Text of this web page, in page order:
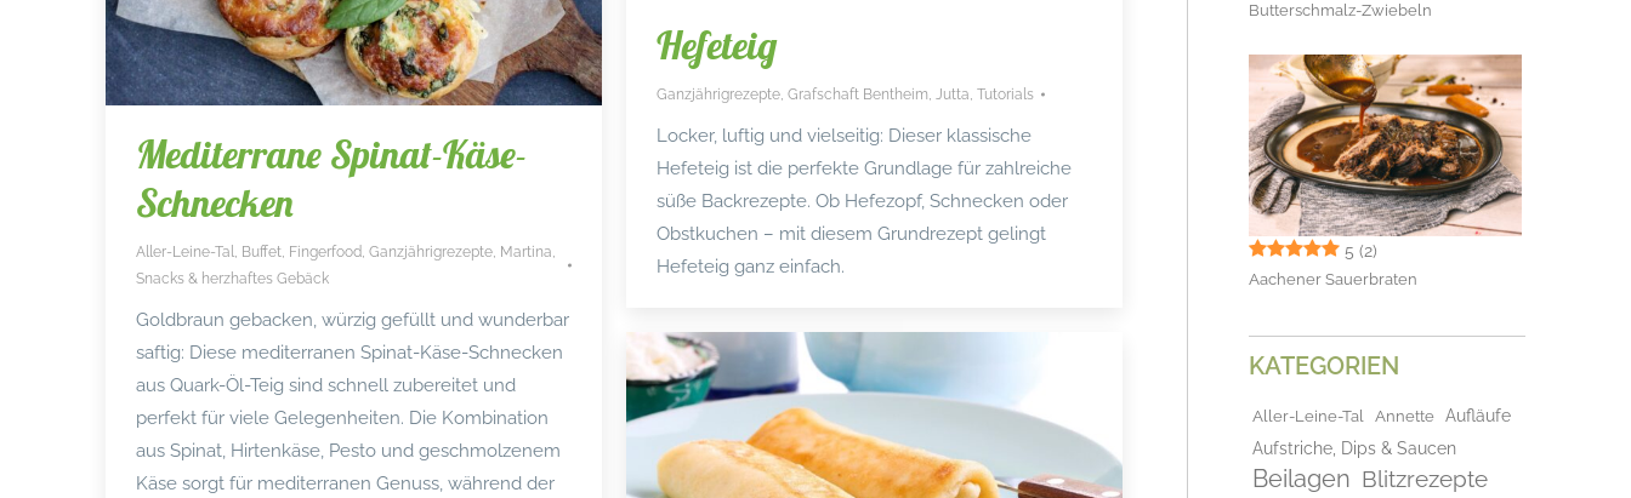
Hefeteig
Ganzjährigrezepte, Grafschaft Bentheim, Jutta, Tutorials
Locker, luftig und vielseitig: Dieser klassische
Hefeteig ist die perfekte Grundlage für zahlreiche
süße Backrezepte. Ob Hefezopf, Schnecken oder
Obstkuchen – mit diesem Grundrezept gelingt
Hefeteig ganz einfach.
Mediterrane Spinat-Käse-
Schnecken
Aller-Leine-Tal, Buffet, Fingerfood, Ganzjährigrezepte, Martina,
Snacks & herzhaftes Gebäck
Goldbraun gebacken, würzig gefüllt und wunderbar
saftig: Diese mediterranen Spinat-Käse-Schnecken
aus Quark-Öl-Teig sind schnell zubereitet und
perfekt für viele Gelegenheiten. Die Kombination
aus Spinat, Hirtenkäse, Pesto und geschmolzenem
Käse sorgt für mediterranen Genuss, während der
Butterschmalz-Zwiebeln
5 (2)
Aachener Sauerbraten
KATEGORIEN
Aller-Leine-Tal Annette
Aufläufe
Aufstriche, Dips & Saucen
Beilagen Blitzrezepte